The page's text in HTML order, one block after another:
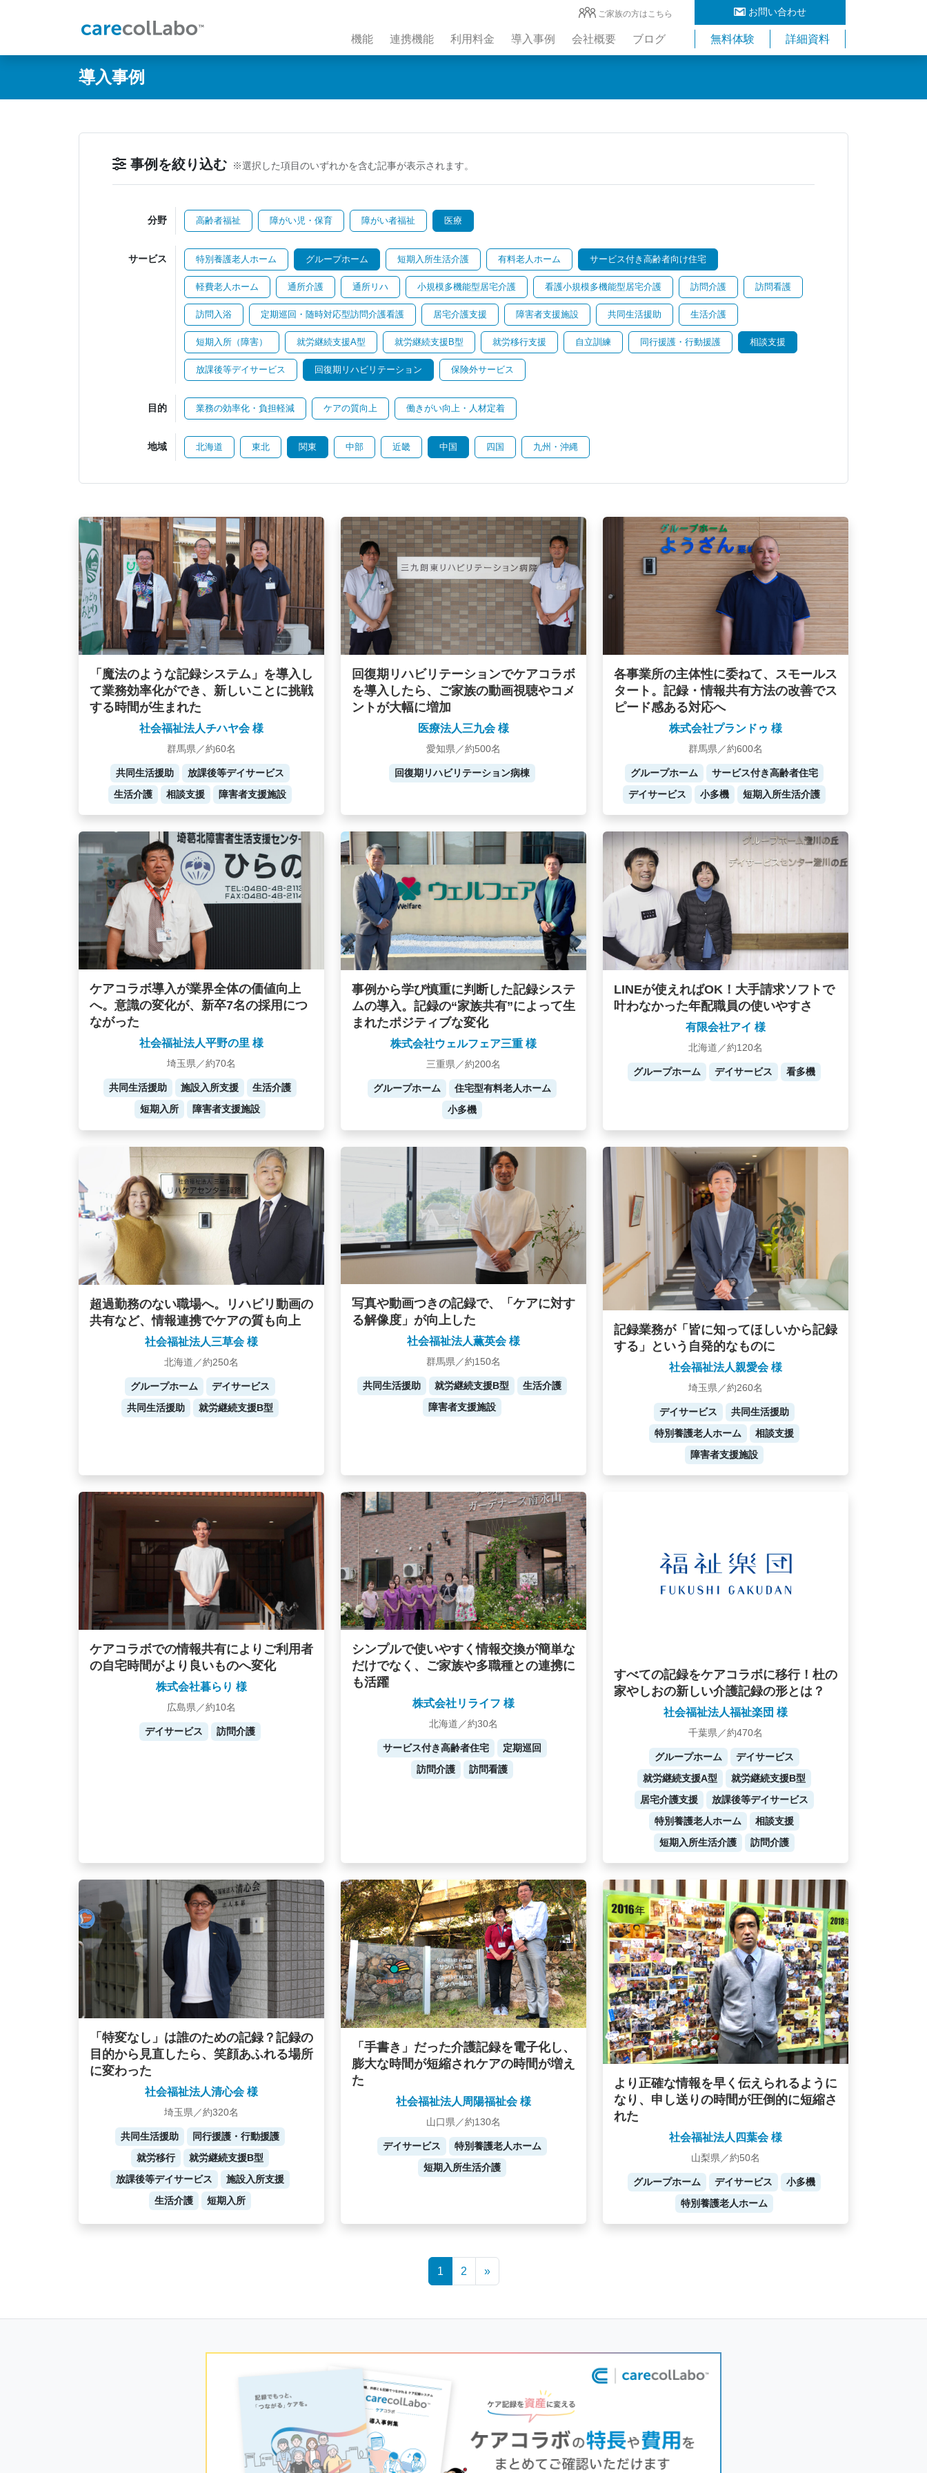
お問い合わせ
ご家族の方はこちら
機能 連携機能 利用料金 導入事例 会社概要 ブログ 無料体験 詳細資料
導入事例
事例を絞り込む ※選択した項目のいずれかを含む記事が表示されます。
分野 高齢者福祉 障がい児・保育 障がい者福祉 医療
サービス 特別養護老人ホーム グループホーム 短期入所生活介護 有料老人ホーム サービス付き高齢者向け住宅
軽費老人ホーム 通所介護 通所リハ 小規模多機能型居宅介護 看護小規模多機能型居宅介護 訪問介護 訪問看護
訪問入浴 定期巡回・随時対応型訪問介護看護 居宅介護支援 障害者支援施設 共同生活援助 生活介護
短期入所（障害） 就労継続支援A型 就労継続支援B型 就労移行支援 自立訓練 同行援護・行動援護 相談支援
放課後等デイサービス 回復期リハビリテーション 保険外サービス
目的 業務の効率化・負担軽減 ケアの質向上 働きがい向上・人材定着
地域 北海道 東北 関東 中部 近畿 中国 四国 九州・沖縄
「魔法のような記録システム」を導入し
て業務効率化ができ、新しいことに挑戦
する時間が生まれた
社会福祉法人チハヤ会 様
群馬県／約60名
共同生活援助
放課後等デイサービス
生活介護
相談支援 障害者支援施設
回復期リハビリテーションでケアコラボ
を導入したら、ご家族の動画視聴やコメ
ントが大幅に増加
医療法人三九会 様
愛知県／約500名
回復期リハビリテーション病棟
各事業所の主体性に委ねて、スモールス
タート。記録・情報共有方法の改善でス
ピード感ある対応へ
株式会社プランドゥ 様
群馬県／約600名
グループホーム
サービス付き高齢者住宅
デイサービス
小多機 短期入所生活介護
ケアコラボ導入が業界全体の価値向上
へ。意識の変化が、新卒7名の採用につ
ながった
社会福祉法人平野の里 様
埼玉県／約70名
共同生活援助 施設入所支援
生活介護
短期入所
障害者支援施設
事例から学び慎重に判断した記録システ
ムの導入。記録の“家族共有”によって生
まれたポジティブな変化
株式会社ウェルフェア三重 様
三重県／約200名
グループホーム
住宅型有料老人ホーム
小多機
LINEが使えればOK！大手請求ソフトで
叶わなかった年配職員の使いやすさ
有限会社アイ 様
北海道／約120名
グループホーム デイサービス 看多機
超過勤務のない職場へ。リハビリ動画の
共有など、情報連携でケアの質も向上
社会福祉法人三草会 様
北海道／約250名
グループホーム
デイサービス
共同生活援助
就労継続支援B型
写真や動画つきの記録で、「ケアに対す
る解像度」が向上した
社会福祉法人薫英会 様
群馬県／約150名
共同生活援助 就労継続支援B型
生活介護
障害者支援施設
記録業務が「皆に知ってほしいから記録
する」という自発的なものに
社会福祉法人親愛会 様
埼玉県／約260名
デイサービス
共同生活援助
特別養護老人ホーム
相談支援
障害者支援施設
ケアコラボでの情報共有によりご利用者
の自宅時間がより良いものへ変化
株式会社暮らり 様
広島県／約10名
デイサービス 訪問介護
シンプルで使いやすく情報交換が簡単な
だけでなく、ご家族や多職種との連携に
も活躍
株式会社リライフ 様
北海道／約30名
サービス付き高齢者住宅
定期巡回
訪問介護
訪問看護
すべての記録をケアコラボに移行！杜の
家やしおの新しい介護記録の形とは？
社会福祉法人福祉楽団 様
千葉県／約470名
グループホーム
デイサービス
就労継続支援A型
就労継続支援B型
居宅介護支援
放課後等デイサービス
特別養護老人ホーム
相談支援
短期入所生活介護
訪問介護
「特変なし」は誰のための記録？記録の
目的から見直したら、笑顔あふれる場所
に変わった
社会福祉法人清心会 様
埼玉県／約320名
共同生活援助
同行援護・行動援護
就労移行
就労継続支援B型
放課後等デイサービス
施設入所支援
生活介護
短期入所
「手書き」だった介護記録を電子化し、
膨大な時間が短縮されケアの時間が増え
た
社会福祉法人周陽福祉会 様
山口県／約130名
デイサービス
特別養護老人ホーム
短期入所生活介護
より正確な情報を早く伝えられるように
なり、申し送りの時間が圧倒的に短縮さ
れた
社会福祉法人四葉会 様
山梨県／約50名
グループホーム デイサービス
小多機
特別養護老人ホーム
1 2 »